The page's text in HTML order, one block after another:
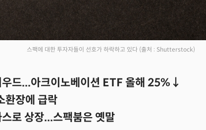
스팩에 대한 투자자들이 선호가 하락하고 있다 (출처 : Shutterstock)
우드...아크이노베이션 ETF 올해 25%↓
환장에 급락
로 상장...스팩붐은 옛말